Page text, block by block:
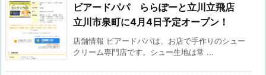
ビアードパパ ららぽーと立川立飛店
立川市泉町に4月4日予定オープン！
店舗情報 ビアードパパは、お店で手作りのシュー
クリーム専門店です。シュー生地は常 ...